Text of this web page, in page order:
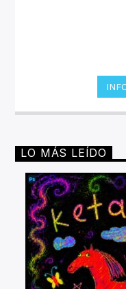
LO MÁS LEÍDO